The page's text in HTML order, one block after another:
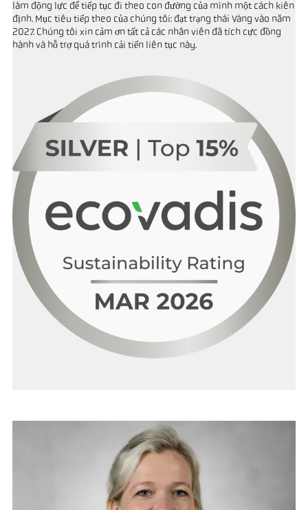
làm động lực để tiếp tục đi theo con đường của mình một cách kiên
định. Mục tiêu tiếp theo của chúng tôi: đạt trạng thái Vàng vào năm
2027. Chúng tôi xin cảm ơn tất cả các nhân viên đã tích cực đồng
hành và hỗ trợ quá trình cải tiến liên tục này.